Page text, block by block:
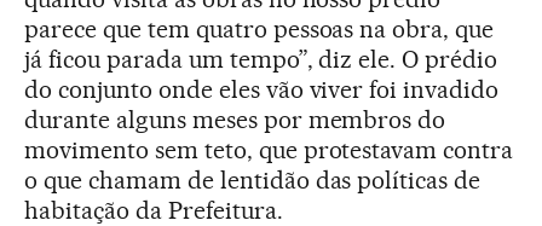
parece que tem quatro pessoas na obra, que
já ficou parada um tempo”, diz ele. O prédio
do conjunto onde eles vão viver foi invadido
durante alguns meses por membros do
movimento sem teto, que protestavam contra
o que chamam de lentidão das políticas de
habitação da Prefeitura.